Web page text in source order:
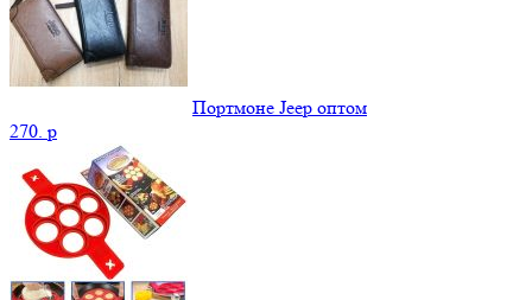
Портмоне Jeep оптом
270. p